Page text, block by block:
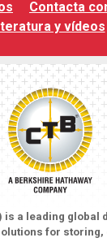
Contacta
y vídeos
is a leading global
for storing,